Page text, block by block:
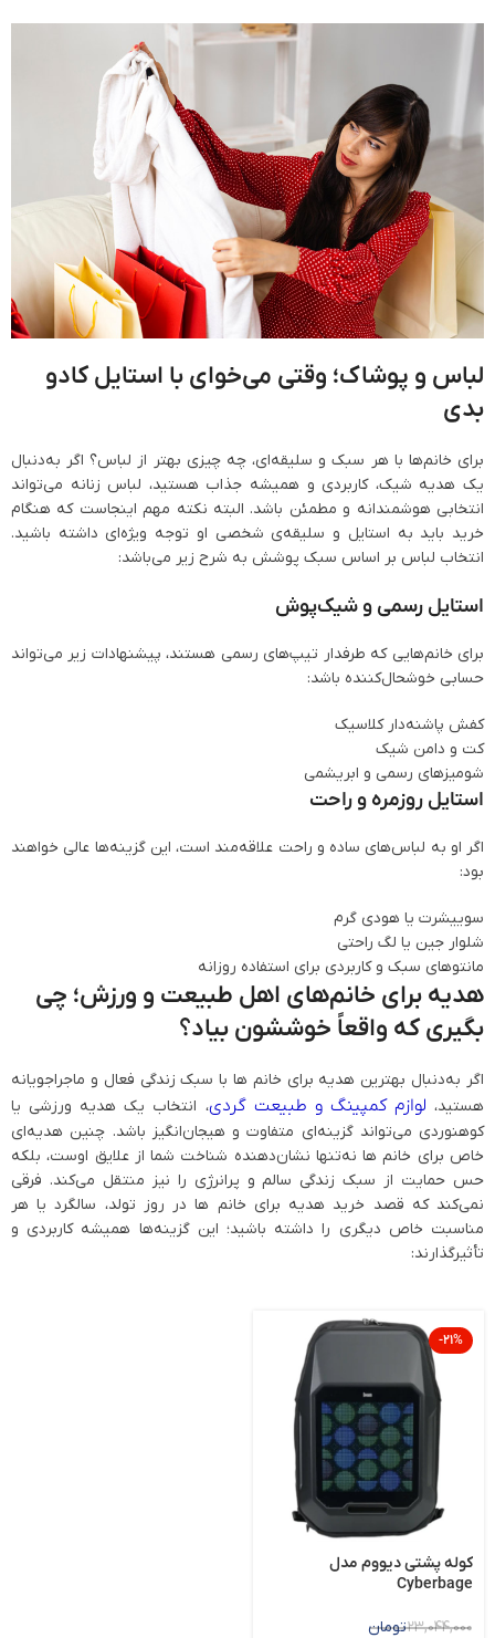
لباس و پوشاک؛ وقتی می‌خوای با استایل کادو
بدی
برای خانم‌ها با هر سبک و سلیقه‌ای، چه چیزی بهتر از لباس؟ اگر به‌دنبال
یک هدیه شیک، کاربردی و همیشه جذاب هستید، لباس زنانه می‌تواند
انتخابی هوشمندانه و مطمئن باشد. البته نکته مهم اینجاست که هنگام
خرید باید به استایل و سلیقه‌ی شخصی او توجه ویژه‌ای داشته باشید.
انتخاب لباس بر اساس سبک پوشش به شرح زیر می‌باشد:
استایل رسمی و شیک‌پوش
برای خانم‌هایی که طرفدار تیپ‌های رسمی هستند، پیشنهادات زیر می‌تواند
حسابی خوشحال‌کننده باشد:
کفش پاشنه‌دار کلاسیک
کت و دامن شیک
شومیزهای رسمی و ابریشمی
استایل روزمره و راحت
اگر او به لباس‌های ساده و راحت علاقه‌مند است، این گزینه‌ها عالی خواهند
بود:
سوییشرت یا هودی گرم
شلوار جین یا لگ راحتی
مانتوهای سبک و کاربردی برای استفاده روزانه
هدیه برای خانم‌های اهل طبیعت و ورزش؛ چی
بگیری که واقعاً خوششون بیاد؟
اگر به‌دنبال بهترین هدیه برای خانم ها با سبک زندگی فعال و ماجراجویانه
هستید، لوازم کمپینگ و طبیعت گردی، انتخاب یک هدیه ورزشی یا
کوهنوردی می‌تواند گزینه‌ای متفاوت و هیجان‌انگیز باشد. چنین هدیه‌ای
خاص برای خانم ها نه‌تنها نشان‌دهنده شناخت شما از علایق اوست، بلکه
حس حمایت از سبک زندگی سالم و پرانرژی را نیز منتقل می‌کند. فرقی
نمی‌کند که قصد خرید هدیه برای خانم ها در روز تولد، سالگرد یا هر
مناسبت خاص دیگری را داشته باشید؛ این گزینه‌ها همیشه کاربردی و
تأثیرگذارند:
-21%
کوله پشتی دیووم مدل
Cyberbage
23,044,000تومان